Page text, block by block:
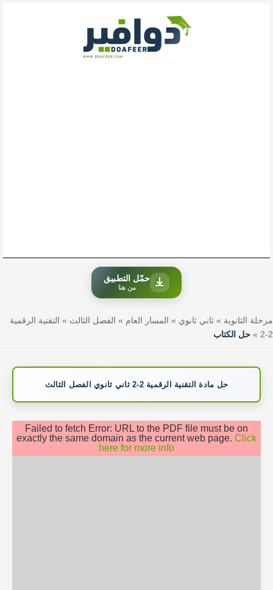
حمّل التطبيق
من هنا
مرحلة الثانوية » ثاني ثانوي » المسار العام » الفصل الثالث » التقنية الرقمية
2-2
» حل الكتاب
حل مادة التقنية الرقمية 2-2 ثاني ثانوي الفصل الثالث
Failed to fetch Error: URL to the PDF file must be on
exactly the same domain as the current web page. Click
here for more info